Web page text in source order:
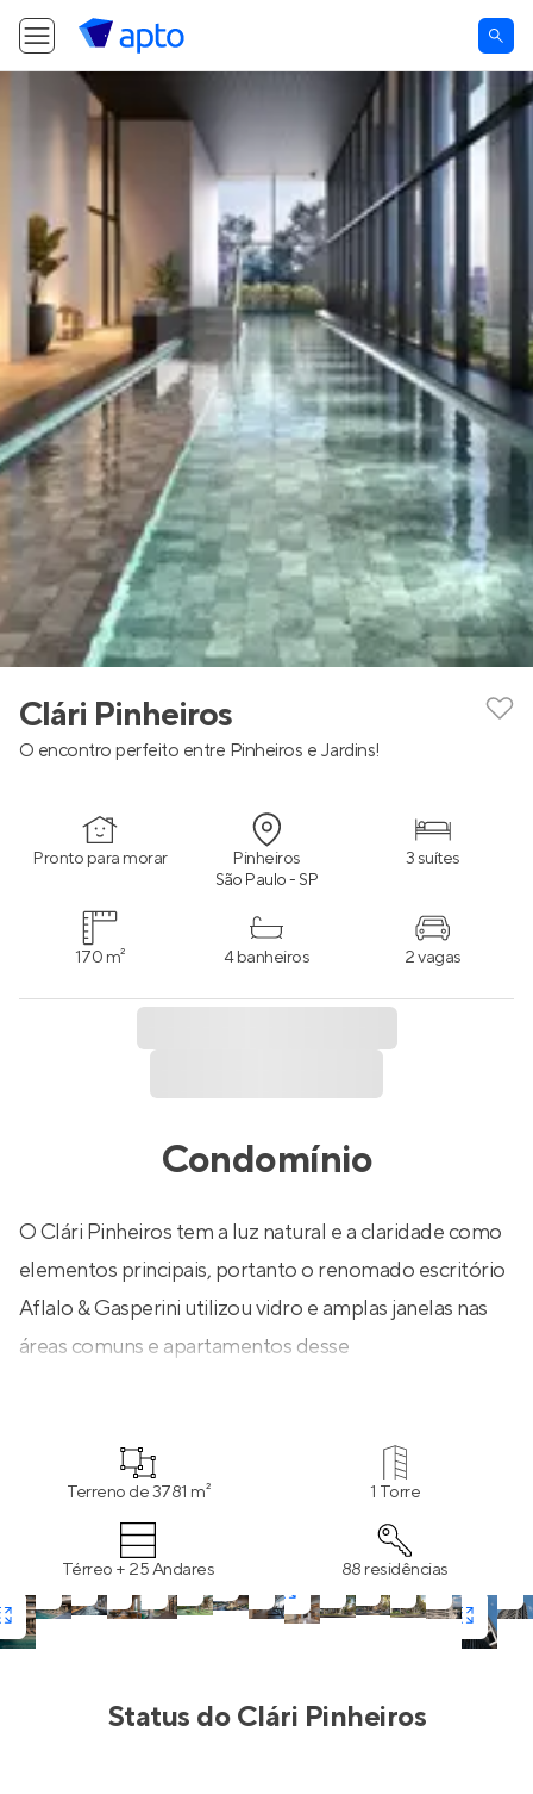
Clári Pinheiros
O encontro perfeito entre Pinheiros e Jardins!
Pronto para morar Pinheiros
São Paulo - SP
3 suítes
170 m² 4 banheiros 2 vagas
Condomínio
O Clári Pinheiros tem a luz natural e a claridade como
elementos principais, portanto o renomado escritório
Aflalo & Gasperini utilizou vidro e amplas janelas nas
áreas comuns e apartamentos desse
como previsão para medição individual de água e gás,
gerador para áreas comuns e guarita com vidro
blindado e alvenaria reforçada. A área de lazer é o
grande destaque, com piscinas descobertas, sauna,
piscina coberta e com raia de 25 m, brinquedoteca,
salão de festas e muito mais. Espaços cuidadosamente
Terreno de 3781 m² 1 Torre
Térreo + 25 Andares 88 residências
Status doClári Pinheiros